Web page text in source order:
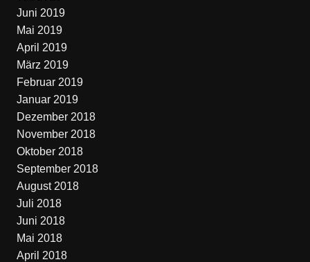
Juni 2019
Mai 2019
April 2019
März 2019
Februar 2019
Januar 2019
Dezember 2018
November 2018
Oktober 2018
September 2018
August 2018
Juli 2018
Juni 2018
Mai 2018
April 2018